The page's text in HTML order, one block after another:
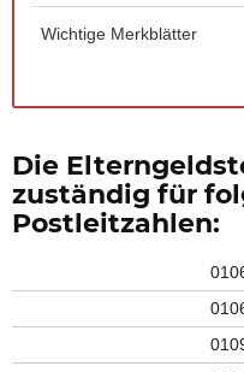
Wichtige Merkblätter
Die
zuständig für
Postleitzahlen: